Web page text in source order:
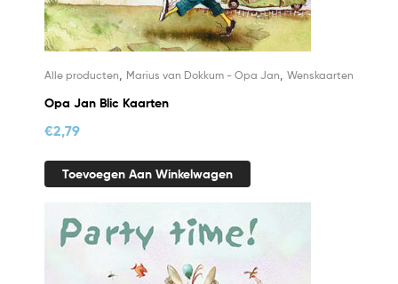
Alle producten Marius van Dokkum - Opa Jan Wenskaarten
Opa Jan Blic Kaarten
€2,79
Toevoegen Aan Winkelwagen